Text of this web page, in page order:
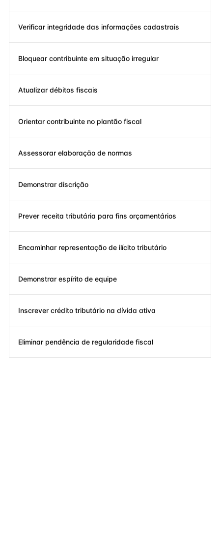
Verificar integridade das informações cadastrais
Bloquear contribuinte em situação irregular
Atualizar débitos fiscais
Orientar contribuinte no plantão fiscal
Assessorar elaboração de normas
Demonstrar discrição
Prever receita tributária para fins orçamentários
Encaminhar representação de ilícito tributário
Demonstrar espírito de equipe
Inscrever crédito tributário na dívida ativa
Eliminar pendência de regularidade fiscal